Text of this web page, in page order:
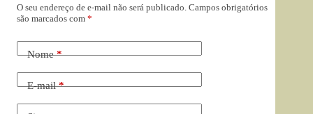
O seu endereço de e-mail não será publicado. Campos obrigatórios
são marcados com *
Nome*
E-mail*